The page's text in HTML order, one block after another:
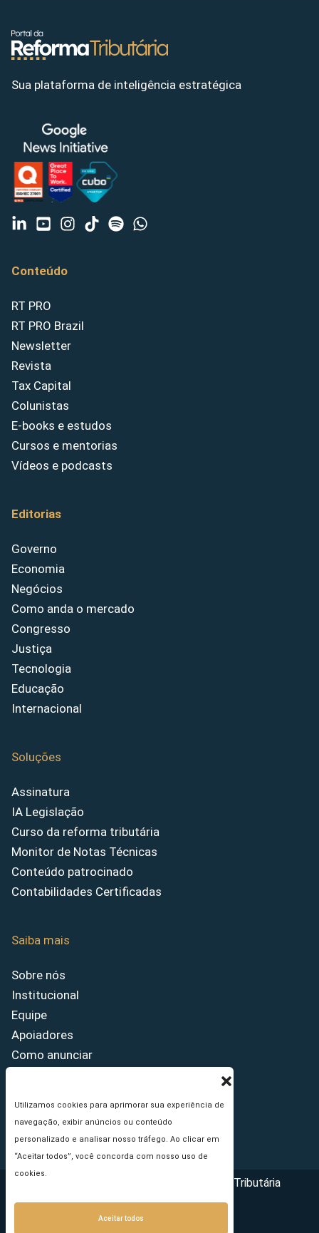
Utilizamos cookies para aprimorar sua experiência de
navegação, exibir anúncios ou conteúdo
personalizado e analisar nosso tráfego. Ao clicar em
“Aceitar todos”, você concorda com nosso uso de
cookies.
Aceitar todos
Sua plataforma de inteligência estratégica
Conteúdo
RT PRO
RT PRO Brazil
Newsletter
Revista
Tax Capital
Colunistas
E-books e estudos
Cursos e mentorias
Vídeos e podcasts
Editorias
Governo
Economia
Negócios
Como anda o mercado
Congresso
Justiça
Tecnologia
Educação
Internacional
Soluções
Assinatura
IA Legislação
Curso da reforma tributária
Monitor de Notas Técnicas
Conteúdo patrocinado
Contabilidades Certificadas
Saiba mais
Sobre nós
Institucional
Equipe
Apoiadores
Como anunciar
Princípios Editoriais
Copyright © 2026 - Portal da Reforma Tributária